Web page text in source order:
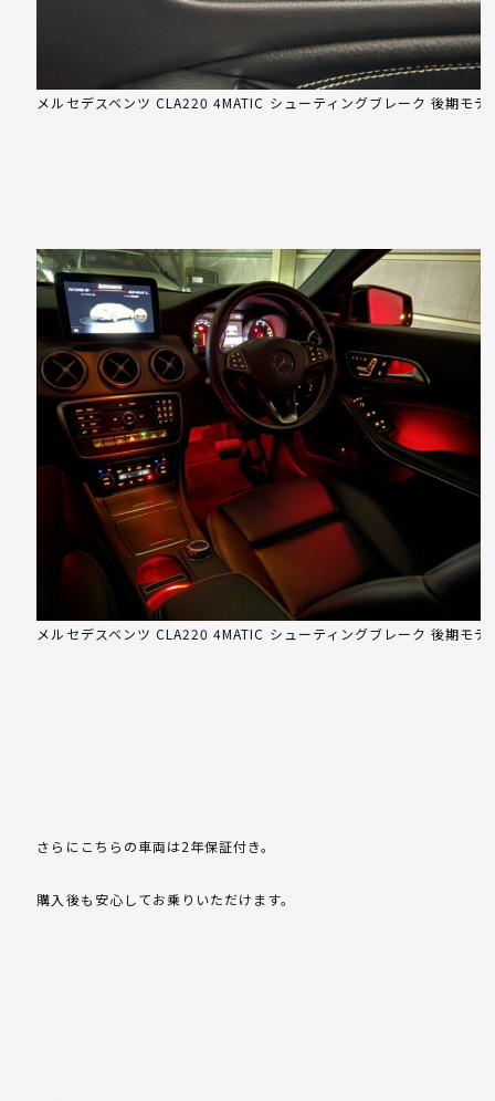
メルセデスベンツ CLA220 4MATIC シューティングブレーク 後期モデ
メルセデスベンツ CLA220 4MATIC シューティングブレーク 後期モデ
さらにこちらの車両は2年保証付き。
購入後も安心してお乗りいただけます。